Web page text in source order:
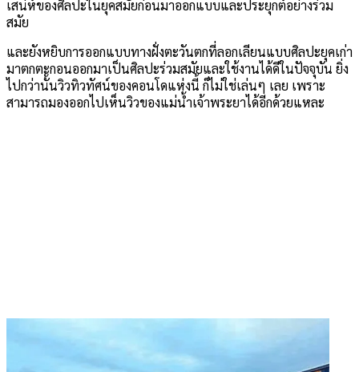
เสน่ห์ของศิลปะในยุคสมัยก่อนมาออกแบบและประยุกต์อย่างร่วม
สมัย
และยังหยิบการออกแบบทางฝั่งตะวันตกที่ลอกเลียนแบบศิลปะยุคเก่า
มาตกตะกอนออกมาเป็นศิลปะร่วมสมัยและใช้งานได้ดีในปัจจุบัน ยิ่ง
ไปกว่านั้นวิวทิวทัศน์ของคอนโดแห่งนี้ ก็ไม่ใช่เล่นๆ เลย เพราะ
สามารถมองออกไปเห็นวิวของแม่น้ำเจ้าพระยาได้อีกด้วยแหละ